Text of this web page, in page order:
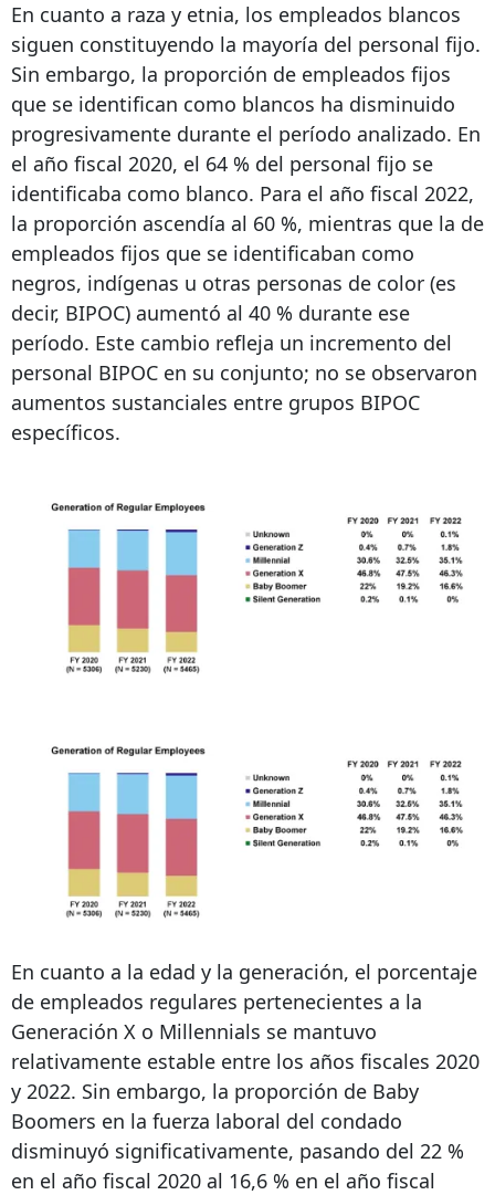
En cuanto a raza y etnia, los empleados blancos
siguen constituyendo la mayoría del personal fijo.
Sin embargo, la proporción de empleados fijos
que se identifican como blancos ha disminuido
progresivamente durante el período analizado. En
el año fiscal 2020, el 64 % del personal fijo se
identificaba como blanco. Para el año fiscal 2022,
la proporción ascendía al 60 %, mientras que la de
empleados fijos que se identificaban como
negros, indígenas u otras personas de color (es
decir, BIPOC) aumentó al 40 % durante ese
período. Este cambio refleja un incremento del
personal BIPOC en su conjunto; no se observaron
aumentos sustanciales entre grupos BIPOC
específicos.
En cuanto a la edad y la generación, el porcentaje
de empleados regulares pertenecientes a la
Generación X o Millennials se mantuvo
relativamente estable entre los años fiscales 2020
y 2022. Sin embargo, la proporción de Baby
Boomers en la fuerza laboral del condado
disminuyó significativamente, pasando del 22 %
en el año fiscal 2020 al 16,6 % en el año fiscal